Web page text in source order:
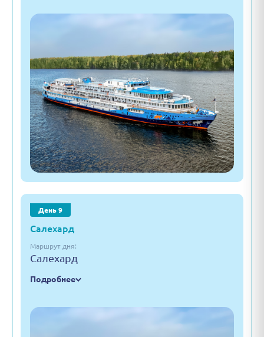
День 9
Салехард
Маршрут дня:
Салехард
Подробнее